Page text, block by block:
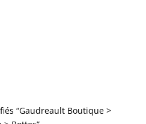
“Gaudreault Boutique >